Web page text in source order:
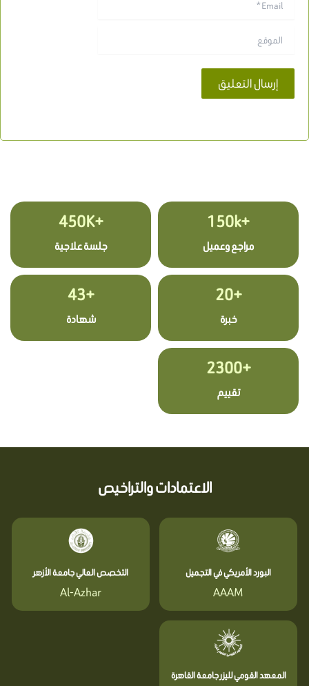
+150k
مراجع وعميل
+450K
جلسة علاجية
+20
خبرة
+43
شهادة
+2300
تقييم
الاعتمادات والتراخيص
البورد الأمريكي في التجميل
AAAM
التخصص العالي جامعة الأزهر
Al-Azhar
المعهد القومي لليزر جامعة القاهرة